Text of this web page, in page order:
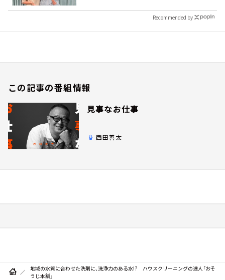
Recommended by
この記事の番組情報
見事なお仕事
西田善太
地域の水質に合わせた洗剤に、洗浄力のある水!? ハウスクリーニングの達人「おそ
うじ本舗」